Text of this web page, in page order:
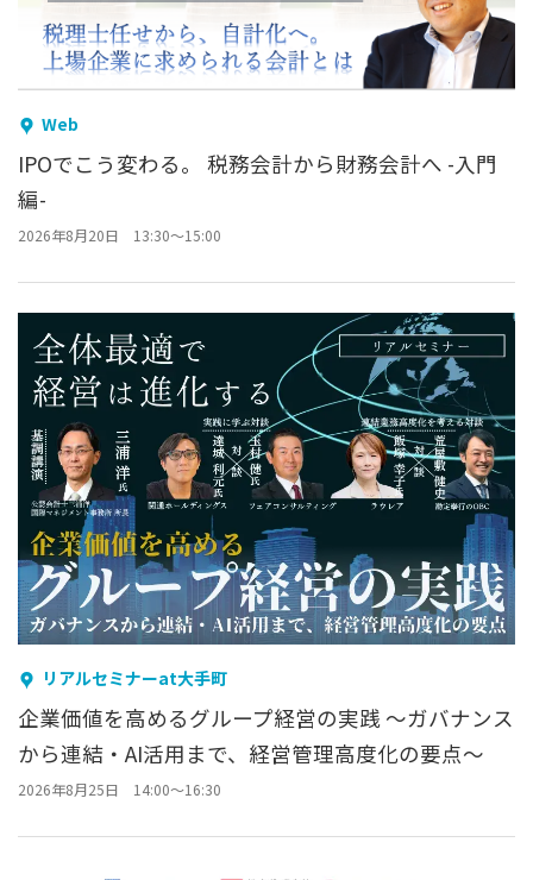
Web
IPOでこう変わる。 税務会計から財務会計へ -入門
編-
2026年8月20日 13:30～15:00
リアルセミナーat大手町
企業価値を高めるグループ経営の実践 ～ガバナンス
から連結・AI活用まで、経営管理高度化の要点～
2026年8月25日 14:00～16:30